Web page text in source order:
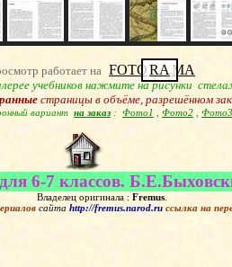
работает на FOTORA MA
учебников нажмите на рисунки
страницы в объёме, разрешённом
вариант на заказ : Фото1 Фото2 Фото3
6-7 классов.
Владелец оригинала : Fremus
сайта http://fremus.narod.ru ссылка на